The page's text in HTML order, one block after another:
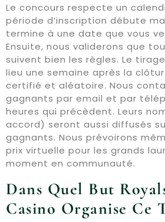
Le concours respecte un
période d’inscription débute
termine à une date que vous
Ensuite, nous validerons que
suivent bien les règles. Le
lieu une semaine après la
certifié et aléatoire. Nous
gagnants par email et par
heures qui précèdent. Leurs
accord) seront aussi diffusés
gagnants. Nous prévoirons
prix virtuelle pour les grands
moment en communauté.
Dans Quel But
Casino Organise Ce